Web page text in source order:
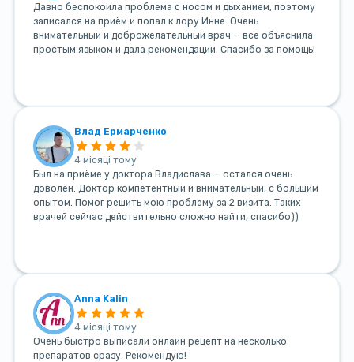
Давно беспокоила проблема с носом и дыханием, поэтому
записался на приём и попал к лору Инне. Очень
внимательный и доброжелательный врач — всё объяснила
простым языком и дала рекомендации. Спасибо за помощь!
Влад Ермарченко
4 місяці тому
Был на приёме у доктора Владислава — остался очень
доволен. Доктор компетентный и внимательный, с большим
опытом. Помог решить мою проблему за 2 визита. Таких
врачей сейчас действительно сложно найти, спасибо))
Anna Kalin
4 місяці тому
Очень быстро выписали онлайн рецепт на несколько
препаратов сразу. Рекомендую!